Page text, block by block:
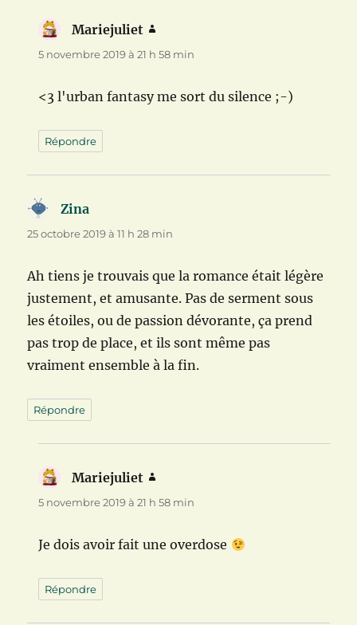
Mariejuliet
5 novembre 2019 à 21 h 58 min
<3 l'urban fantasy me sort du silence ;-)
Répondre
Zina
25 octobre 2019 à 11 h 28 min
Ah tiens je trouvais que la romance était légère
justement, et amusante. Pas de serment sous
les étoiles, ou de passion dévorante, ça prend
pas trop de place, et ils sont même pas
vraiment ensemble à la fin.
Répondre
Mariejuliet
5 novembre 2019 à 21 h 58 min
Je dois avoir fait une overdose
Répondre